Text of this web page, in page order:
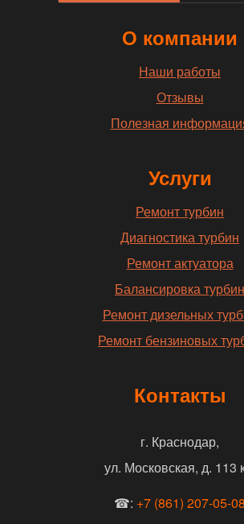
О компании
Наши работы
Отзывы
Полезная
Услуги
Ремонт турбин
Диагностика турбин
Ремонт актуатора
Балансировка турбин
Ремонт дизельных
Ремонт бензиновых
Контакты
г. Краснодар,
ул. Московская, д. 113
☎: +7 (861) 207-05-08